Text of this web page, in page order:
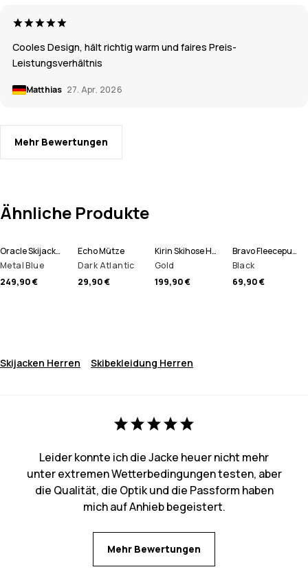
Cooles Design, hält richtig warm und faires Preis-
Leistungsverhältnis
Matthias 27. Apr. 2026
Mehr Bewertungen
Ähnliche Produkte
Oracle Skijacke Herren
Metal Blue
249,90 €
Echo Mütze
Dark Atlantic
29,90 €
Kirin Skihose Herren
Gold
199,90 €
Bravo Fleecepullover Herren
Black
69,90 €
Skijacken Herren Skibekleidung Herren
Leider konnte ich die Jacke heuer nicht mehr
unter extremen Wetterbedingungen testen, aber
die Qualität, die Optik und die Passform haben
mich auf Anhieb begeistert.
Mehr Bewertungen